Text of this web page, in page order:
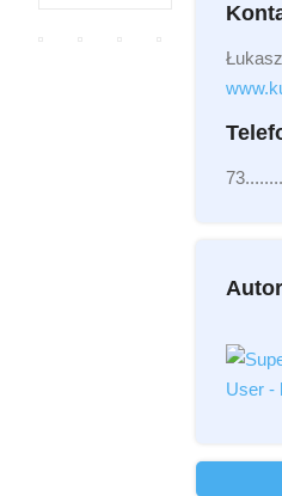
Łukasz
Autor
Załącznik